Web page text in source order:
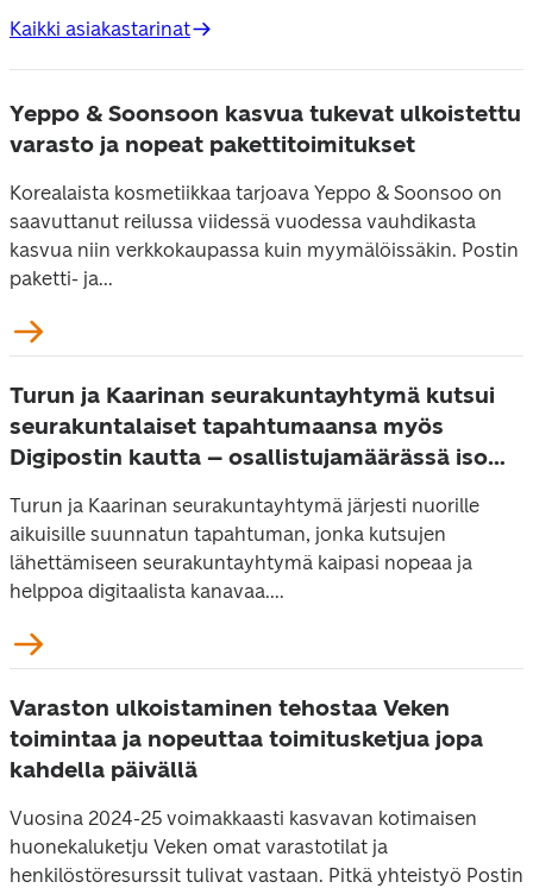
Kaikki asiakastarinat
Yeppo & Soonsoon kasvua tukevat ulkoistettu
varasto ja nopeat pakettitoimitukset
Korealaista kosmetiikkaa tarjoava Yeppo & Soonsoo on
saavuttanut reilussa viidessä vuodessa vauhdikasta
kasvua niin verkkokaupassa kuin myymälöissäkin. Postin
paketti- ja...
Turun ja Kaarinan seurakuntayhtymä kutsui
seurakuntalaiset tapahtumaansa myös
Digipostin kautta – osallistujamäärässä iso
Turun ja Kaarinan seurakuntayhtymä järjesti nuorille
aikuisille suunnatun tapahtuman, jonka kutsujen
lähettämiseen seurakuntayhtymä kaipasi nopeaa ja
helppoa digitaalista kanavaa....
Varaston ulkoistaminen tehostaa Veken
toimintaa ja nopeuttaa toimitusketjua jopa
kahdella päivällä
Vuosina 2024-25 voimakkaasti kasvavan kotimaisen
huonekaluketju Veken omat varastotilat ja
henkilöstöresurssit tulivat vastaan. Pitkä yhteistyö Postin